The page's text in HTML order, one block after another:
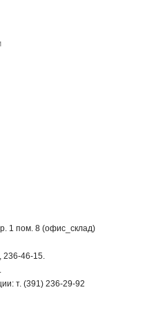
1 пом. 8 (офис_склад)
236-46-15.
т. (391) 236-29-92